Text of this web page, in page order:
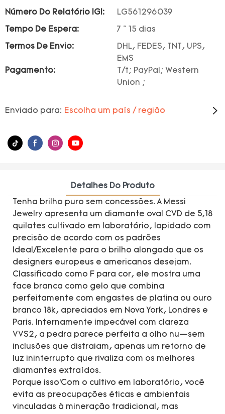
Número Do Relatório IGI: LG561296039
Tempo De Espera: 7 ~ 15 dias
Termos De Envio:
DHL, FEDES, TNT, UPS,
EMS
Pagamento:
T/t; PayPal; Western
Union ;
Enviado para: Escolha um país / região
Detalhes Do Produto
Tenha brilho puro sem concessões. A Messi
Jewelry apresenta um diamante oval CVD de 5,18
quilates cultivado em laboratório, lapidado com
precisão de acordo com os padrões
Ideal/Excelente para o brilho alongado que os
designers europeus e americanos desejam.
Classificado como F para cor, ele mostra uma
face branca como gelo que combina
perfeitamente com engastes de platina ou ouro
branco 18k, apreciados em Nova York, Londres e
Paris. Internamente impecável com clareza
VVS2, a pedra parece perfeita a olho nu—sem
inclusões que distraiam, apenas um retorno de
luz ininterrupto que rivaliza com os melhores
diamantes extraídos.
Porque isso’Com o cultivo em laboratório, você
evita as preocupações éticas e ambientais
vinculadas à mineração tradicional, mas